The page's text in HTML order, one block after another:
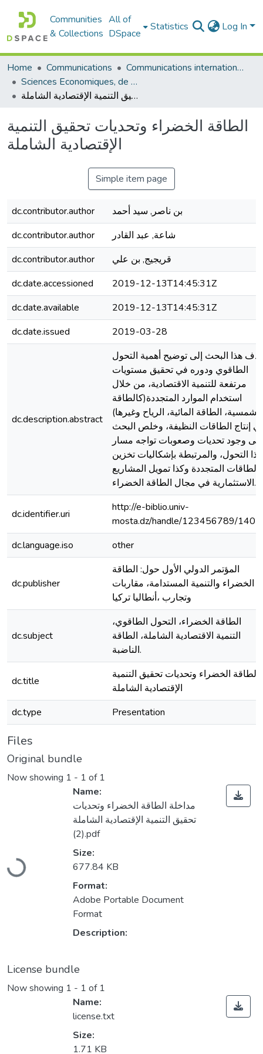
Communities
& Collections
All of
DSpace
Statistics Log In
Home Communications
Communications internationales (مداخلات دولية)
Sciences Economiques, de Gestion et Commerciales - العلوم الإقتصادية و التجارية و علوم التسيير
الطاقة الخضراء وتحديات تحقيق التنمية الإقتصادية الشاملة
الطاقة الخضراء وتحديات تحقيق التنمية
الإقتصادية الشاملة
Simple item page
dc.contributor.author
بن ناصر, سيد أحمد
dc.contributor.author
شاعة, عبد القادر
dc.contributor.author
قريجيج, بن علي
dc.date.accessioned
2019-12-13T14:45:31Z
dc.date.available
2019-12-13T14:45:31Z
dc.date.issued
2019-03-28
dc.description.abstract
هذا البحث إلى توضيح أهمية التحول
الطاقوي ودوره في تحقيق مستويات
مرتفعة للتنمية الاقتصادية، من خلال
استخدام الموارد المتجددة(كالطاقة
الشمسية، الطاقة المائية، الرياح وغيرها)
إنتاج الطاقات النظيفة، وخلص البحث
إلى وجود تحديات وصعوبات تواجه مسار
هذا التحول، والمرتبطة بإشكاليات تخزين
الطاقات المتجددة وكذا تمويل المشاريع
الاستثمارية في مجال الطاقة الخضراء.
dc.identifier.uri
http://e-biblio.univ-
mosta.dz/handle/123456789/
dc.language.iso
other
dc.publisher
المؤتمر الدولي الأول حول: الطاقة
الخضراء والتنمية المستدامة، مقاربات
وتجارب ،أنطاليا تركيا
dc.subject
الطاقة الخضراء، التحول الطاقوي،
التنمية الاقتصادية الشاملة، الطاقة
الناضبة.
dc.title
الطاقة الخضراء وتحديات تحقيق التنمية
الإقتصادية الشاملة
dc.type
Presentation
Files
Original bundle
Now showing 1 - 1 of 1
Loading...
Name:
مداخلة الطاقة الخضراء وتحديات
تحقيق التنمية الإقتصادية الشاملة
(2).pdf
Size:
677.84 KB
Format:
Adobe Portable Document
Format
Description:
License bundle
Now showing 1 - 1 of 1
Name:
license.txt
Size:
1.71 KB